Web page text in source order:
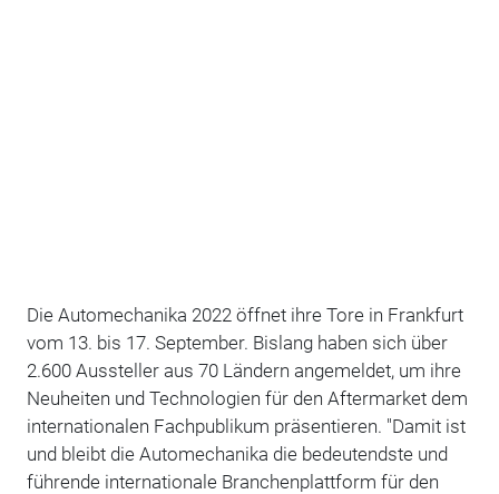
Die Automechanika 2022 öffnet ihre Tore in Frankfurt
vom 13. bis 17. September. Bislang haben sich über
2.600 Aussteller aus 70 Ländern angemeldet, um ihre
Neuheiten und Technologien für den Aftermarket dem
internationalen Fachpublikum präsentieren. "Damit ist
und bleibt die Automechanika die bedeutendste und
führende internationale Branchenplattform für den